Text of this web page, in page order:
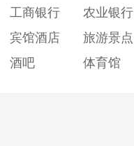
工商银行
农业银行
宾馆酒店
旅游景点
酒吧
体育馆